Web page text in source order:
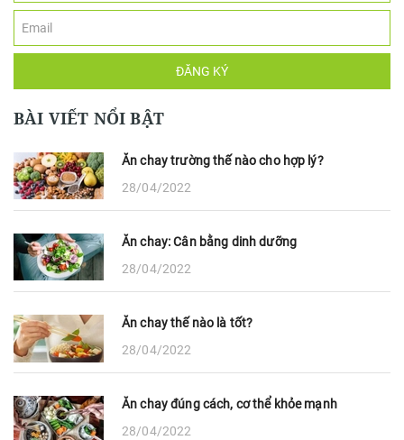
ĐĂNG KÝ
BÀI VIẾT NỔI BẬT
Ăn chay trường thế nào cho hợp lý?
28/04/2022
Ăn chay: Cân bằng dinh dưỡng
28/04/2022
Ăn chay thế nào là tốt?
28/04/2022
Ăn chay đúng cách, cơ thể khỏe mạnh
28/04/2022